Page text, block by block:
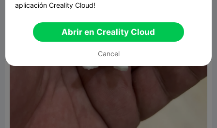
aplicación Creality Cloud!
Abrir en Creality Cloud
Cancel